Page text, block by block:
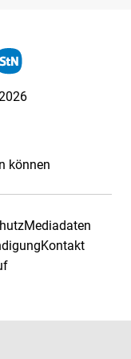
können
Mediadaten
Kontakt